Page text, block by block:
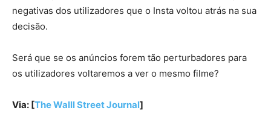
negativas dos utilizadores que o Insta voltou atrás na sua
decisão.
Será que se os anúncios forem tão perturbadores para
os utilizadores voltaremos a ver o mesmo filme?
Via: [The Walll Street Journal]